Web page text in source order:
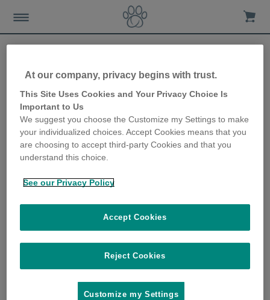
Comment identifier des
changements dans les
habitudes alimentaires de
votre chat
At our company, privacy begins with trust.
This Site Uses Cookies and Your Privacy Choice Is
Important to Us
We suggest you choose the Customize my Settings to make
your individualized choices. Accept Cookies means that you
are choosing to accept third-party Cookies and that you
understand this choice.
See our Privacy Policy
Reject Cookies
Accept Cookies
Customize my Settings